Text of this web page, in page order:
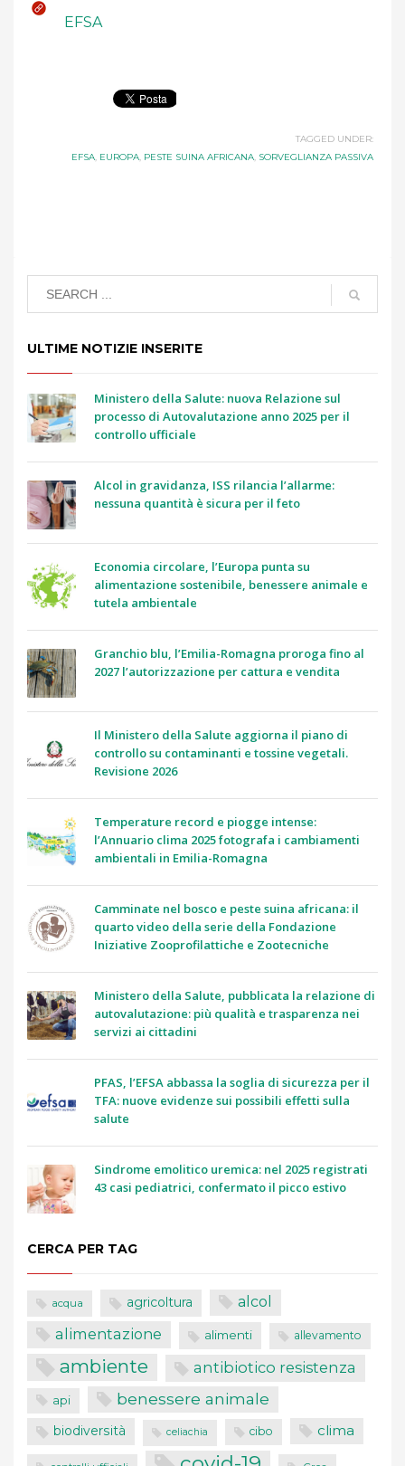
EFSA
TAGGED UNDER:
EFSA, EUROPA, PESTE SUINA AFRICANA, SORVEGLIANZA PASSIVA
ULTIME NOTIZIE INSERITE
Ministero della Salute: nuova Relazione sul
processo di Autovalutazione anno 2025 per il
controllo ufficiale
Alcol in gravidanza, ISS rilancia l’allarme:
nessuna quantità è sicura per il feto
Economia circolare, l’Europa punta su
alimentazione sostenibile, benessere animale e
tutela ambientale
Granchio blu, l’Emilia-Romagna proroga fino al
2027 l’autorizzazione per cattura e vendita
Il Ministero della Salute aggiorna il piano di
controllo su contaminanti e tossine vegetali.
Revisione 2026
Temperature record e piogge intense:
l’Annuario clima 2025 fotografa i cambiamenti
ambientali in Emilia-Romagna
Camminate nel bosco e peste suina africana: il
quarto video della serie della Fondazione
Iniziative Zooprofilattiche e Zootecniche
Ministero della Salute, pubblicata la relazione di
autovalutazione: più qualità e trasparenza nei
servizi ai cittadini
PFAS, l’EFSA abbassa la soglia di sicurezza per il
TFA: nuove evidenze sui possibili effetti sulla
salute
Sindrome emolitico uremica: nel 2025 registrati
43 casi pediatrici, confermato il picco estivo
CERCA PER TAG
acqua agricoltura alcol
alimentazione alimenti allevamento
ambiente antibiotico resistenza
api benessere animale
biodiversità celiachia cibo clima